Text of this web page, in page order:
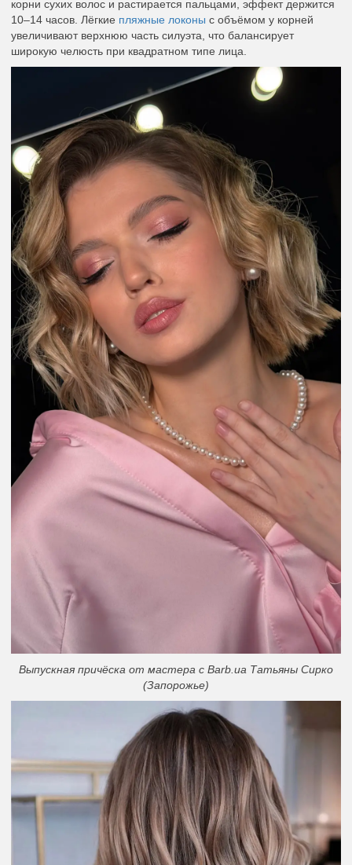
корни сухих волос и растирается пальцами, эффект держится
10–14 часов. Лёгкие пляжные локоны с объёмом у корней
увеличивают верхнюю часть силуэта, что балансирует
широкую челюсть при квадратном типе лица.
Выпускная причёска от мастера с Barb.ua Татьяны Сирко
(Запорожье)